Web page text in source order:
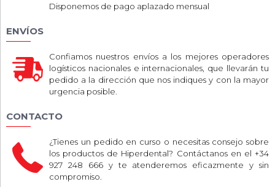
Disponemos de pago aplazado mensual
ENVÍOS
Confiamos nuestros envíos a los mejores operadores
logísticos nacionales e internacionales, que llevarán tu
pedido a la dirección que nos indiques y con la mayor
urgencia posible.
CONTACTO
¿Tienes un pedido en curso o necesitas consejo sobre
los productos de Hiperdental? Contáctanos en el +34
927 248 666 y te atenderemos eficazmente y sin
compromiso.